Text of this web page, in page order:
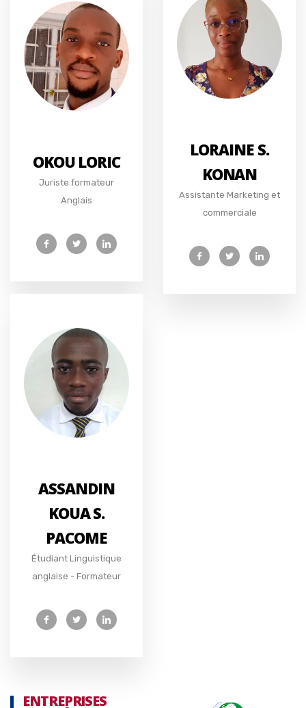
OKOU LORIC
Juriste formateur
Anglais
LORAINE S.
KONAN
Assistante Marketing et
commerciale
ASSANDIN
KOUA S.
PACOME
Étudiant Linguistique
anglaise - Formateur
ENTREPRISES